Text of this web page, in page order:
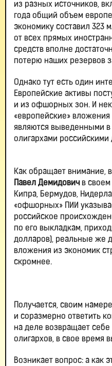
из разных источников,
года общий объем
экономику составил 323
от всех прямых
средств вполне
потерю наших резервов
Однако тут есть один
Европейские активы
и из офшорных зон. И
«европейские»
являются выведенными
олигархами российскими
Как обращает внимание,
Павел Демидовичв своем
Кипра, Бермудов,
«офшорных» ПИИ
российское
по его выкладкам,
долларов), реальные же
вложения из экономик
скромнее.
Получается, своим
и соразмерно ответить
на деле возвращает
олигархов, в свое
Возникает вопрос: а как